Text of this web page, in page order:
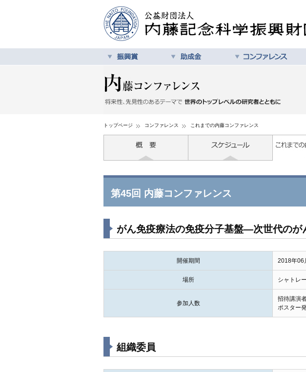
トップページ コンファレンス これまでの内藤コンファレンス
第45回 内藤コンファレンス
がん免疫療法の免疫分子基盤―次世代のが
開催期間 2018年06
場所 シャトレ
参加人数
招待講演
ポスター
組織委員